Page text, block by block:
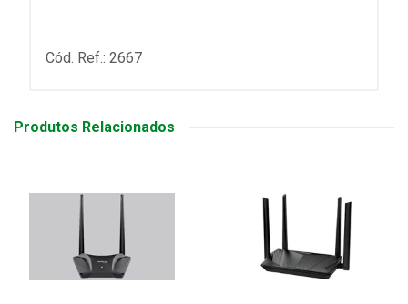
Cód. Ref.: 2667
Produtos Relacionados